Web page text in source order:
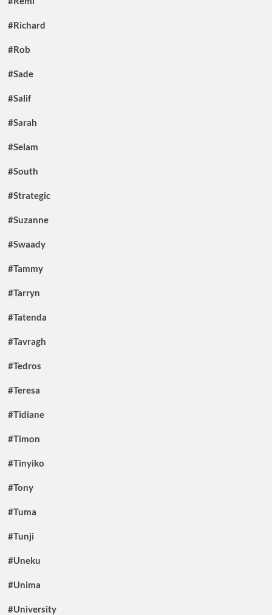
#Richard
#Rob
#Sade
#Salif
#Sarah
#Selam
#South
#Strategic
#Suzanne
#Swaady
#Tammy
#Tarryn
#Tatenda
#Tavragh
#Tedros
#Teresa
#Tidiane
#Timon
#Tinyiko
#Tony
#Tuma
#Tunji
#Uneku
#Unima
#University